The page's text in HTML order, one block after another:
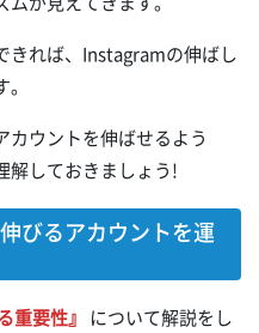
きれば、Instagramの伸ばし
カウントを伸ばせるよう
解しておきましょう!
びるアカウントを運
重要性』 について解説をし